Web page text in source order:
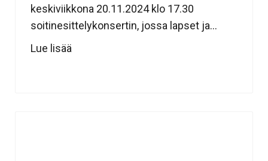
keskiviikkona 20.11.2024 klo 17.30
soitinesittelykonsertin, jossa lapset ja...
Lue lisää